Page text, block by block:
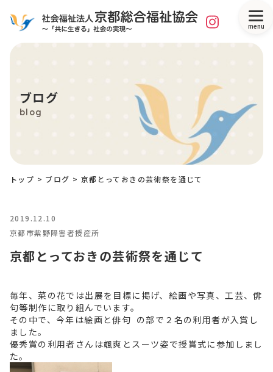
menu
ブログ
blog
トップ > ブログ > 京都とっておきの芸術祭を通じて
2019.12.10
京都市紫野障害者授産所
京都とっておきの芸術祭を通じて
毎年、菜の花では出展を目標に掲げ、絵画や写真、工芸、俳
句等制作に取り組んでいます。
その中で、今年は絵画と俳句 の部で２名の利用者が入賞し
ました。
優秀賞の利用者さんは颯爽とスーツ姿で授賞式に参加しまし
た。